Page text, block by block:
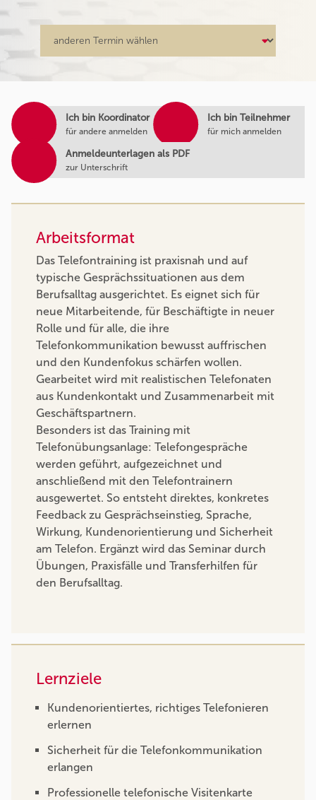
Arbeitsformat
Das Telefontraining ist praxisnah und auf
typische Gesprächssituationen aus dem
Berufsalltag ausgerichtet. Es eignet sich für
neue Mitarbeitende, für Beschäftigte in neuer
Rolle und für alle, die ihre
Telefonkommunikation bewusst auffrischen
und den Kundenfokus schärfen wollen.
Gearbeitet wird mit realistischen Telefonaten
aus Kundenkontakt und Zusammenarbeit mit
Geschäftspartnern.
Besonders ist das Training mit
Telefonübungsanlage: Telefongespräche
werden geführt, aufgezeichnet und
anschließend mit den Telefontrainern
ausgewertet. So entsteht direktes, konkretes
Feedback zu Gesprächseinstieg, Sprache,
Wirkung, Kundenorientierung und Sicherheit
am Telefon. Ergänzt wird das Seminar durch
Übungen, Praxisfälle und Transferhilfen für
den Berufsalltag.
Lernziele
Kundenorientiertes, richtiges Telefonieren
erlernen
Sicherheit für die Telefonkommunikation
erlangen
Professionelle telefonische Visitenkarte
Ich bin Koordinator
für andere anmelden
Ich bin Teilnehmer
für mich anmelden
Anmeldeunterlagen als PDF
zur Unterschrift